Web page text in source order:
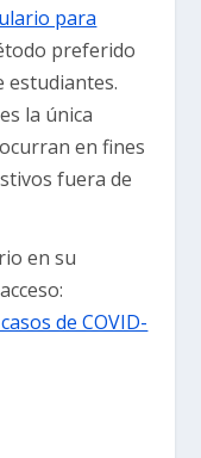
para
preferido
estudiantes.
la única
en fines
fuera de
en su
de COVID-